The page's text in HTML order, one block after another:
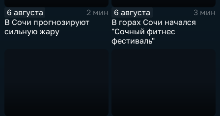
6 августа
2 мин
В Сочи прогнозируют
сильную жару
6 августа
3 мин
В горах Сочи начался
"Сочный фитнес
фестиваль"